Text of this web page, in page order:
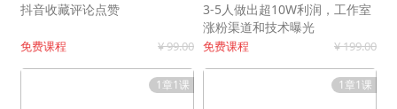
抖音收藏评论点赞
免费课程 ¥ 99.00
3-5人做出超10W利润，工作室
涨粉渠道和技术曝光
免费课程 ¥ 199.00
1章1课 1章1课